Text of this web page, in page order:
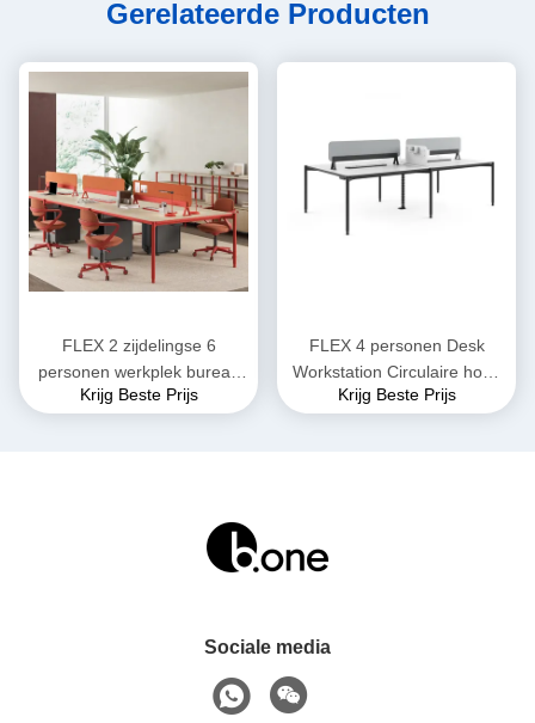
Gerelateerde Producten
FLEX 2 zijdelingse 6
personen werkplek bureau
met privacy scherm boog
Krijg Beste Prijs
FLEX 4 personen Desk
Workstation Circulaire hoek
Op maat gemaakte moderne
Krijg Beste Prijs
Sociale media